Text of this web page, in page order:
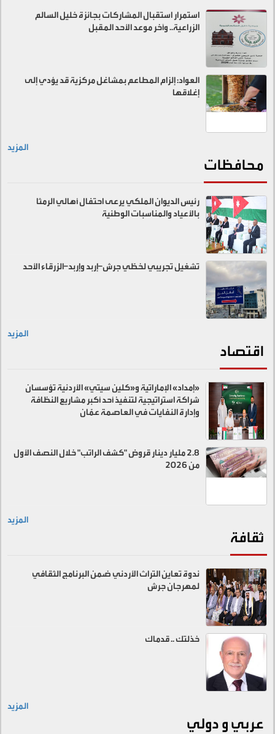
استمرار استقبال المشاركات بجائزة خليل السالم
الزراعية.. وآخر موعد الأحد المقبل
العواد: إلزام المطاعم بمشاغل مركزية قد يؤدي إلى
إغلاقها
المزيد
محافظات
رئيس الديوان الملكي يرعى احتفال أهالي الرمثا
بالأعياد والمناسبات الوطنية
تشغيل تجريبي لخطّي جرش–إربد وإربد–الزرقاء الأحد
المزيد
اقتصاد
«إمداد» الإماراتية و«كلين سيتي» الأردنية تؤسسان
شراكة استراتيجية لتنفيذ أحد أكبر مشاريع النظافة
وإدارة النفايات في العاصمة عمّان
2.8 مليار دينار قروض "كشف الراتب" خلال النصف الأول
من 2026
المزيد
ثقافة
ندوة تعاين التراث الأردني ضمن البرنامج الثقافي
لمهرجان جرش
خذلتك .. قدماك
المزيد
عربي و دولي